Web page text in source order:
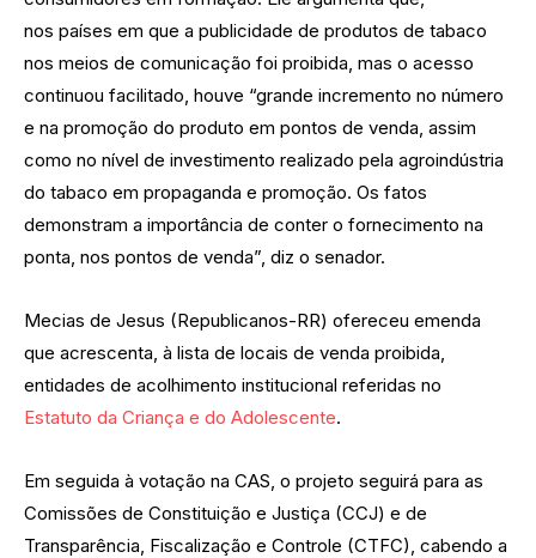
nos países em que a publicidade de produtos de tabaco
nos meios de comunicação foi proibida, mas o acesso
continuou facilitado, houve “grande incremento no número
e na promoção do produto em pontos de venda, assim
como no nível de investimento realizado pela agroindústria
do tabaco em propaganda e promoção. Os fatos
demonstram a importância de conter o fornecimento na
ponta, nos pontos de venda”, diz o senador.
Mecias de Jesus (Republicanos-RR) ofereceu emenda
que acrescenta, à lista de locais de venda proibida,
entidades de acolhimento institucional referidas no
Estatuto da Criança e do Adolescente.
Em seguida à votação na CAS, o projeto seguirá para as
Comissões de Constituição e Justiça (CCJ) e de
Transparência, Fiscalização e Controle (CTFC), cabendo a